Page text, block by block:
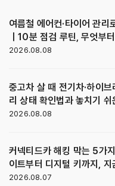
여름철 에어컨·타이어 관리
｜10분 점검 루틴, 무엇부
2026.08.08
중고차 살 때 전기차·하이
리 상태 확인법과 놓치기 쉬
2026.08.08
커넥티드카 해킹 막는 5가
이트부터 디지털 키까지,
2026.08.07